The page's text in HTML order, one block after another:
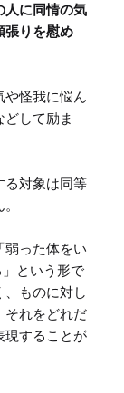
人に同情の気
張りを慰め
や怪我に悩ん
して励ま
る対象は同等
弱った体をい
という形で
ものに対し
それをどれだ
現することが